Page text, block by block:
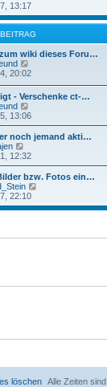
g
i
t
r
a
g
e
r
B
e
t
r
a
g
e
u
e
s
t
e
r
B
i
t
r
a
g
13:17
wiki dieses Foru…
e
s
t
e
r
B
i
t
r
a
g
20:02
- Verschenke ct-…
e
u
e
s
t
B
e
i
t
g
13:06
noch jemand akti…
e
u
e
s
t
r
i
12:32
bzw. Fotos ein…
u
22:10
Alle Zeiten sind
löschen